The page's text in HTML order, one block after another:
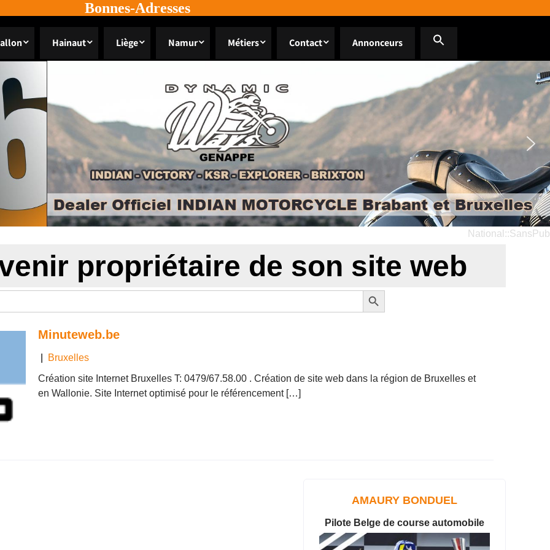
Bonnes-Adresses
Hainaut Liège Namur Métiers Contact Annonceurs
National::SansPub
propriétaire de son site web
Search Button
Minuteweb.be
Bruxelles
Création site Internet Bruxelles T: 0479/67.58.00 . Création de site web dans la région de Bruxelles et
en Wallonie. Site Internet optimisé pour le référencement […]
AMAURY BONDUEL
Pilote Belge de course automobile